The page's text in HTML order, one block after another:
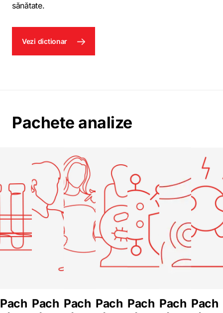
sănătate.
Vezi dictionar
Pachete analize
Pach Pach Pach Pach Pach Pach Pach